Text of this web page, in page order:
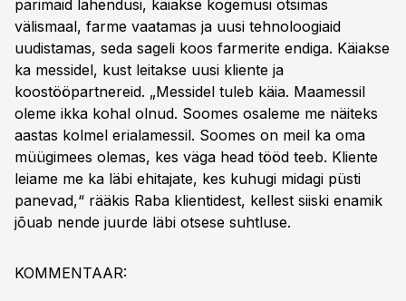
parimaid lahendusi, käiakse kogemusi otsimas
välismaal, farme vaatamas ja uusi tehnoloogiaid
uudistamas, seda sageli koos farmerite endiga. Käiakse
ka messidel, kust leitakse uusi kliente ja
koostööpartnereid. „Messidel tuleb käia. Maamessil
oleme ikka kohal olnud. Soomes osaleme me näiteks
aastas kolmel erialamessil. Soomes on meil ka oma
müügimees olemas, kes väga head tööd teeb. Kliente
leiame me ka läbi ehitajate, kes kuhugi midagi püsti
panevad,“ rääkis Raba klientidest, kellest siiski enamik
jõuab nende juurde läbi otsese suhtluse.
KOMMENTAAR: